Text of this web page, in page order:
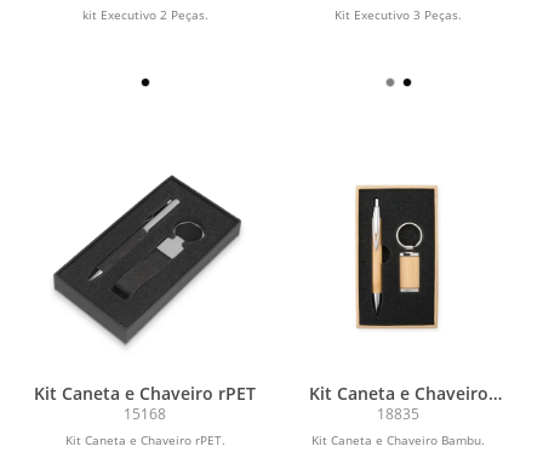
kit Executivo 2 Peças. Kit Executivo 3 Peças.
Kit Caneta e Chaveiro rPET
15168
Kit Caneta e Chaveiro rPET.
Kit Caneta e Chaveiro
Bambu
18835
Kit Caneta e Chaveiro Bambu.